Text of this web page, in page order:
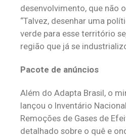
desenvolvimento, que não
“Talvez, desenhar uma
verde para esse território
região que já se
Pacote de anúncios
Além do Adapta Brasil, o
lançou o Inventário
Remoções de Gases de
detalhado sobre o quê e